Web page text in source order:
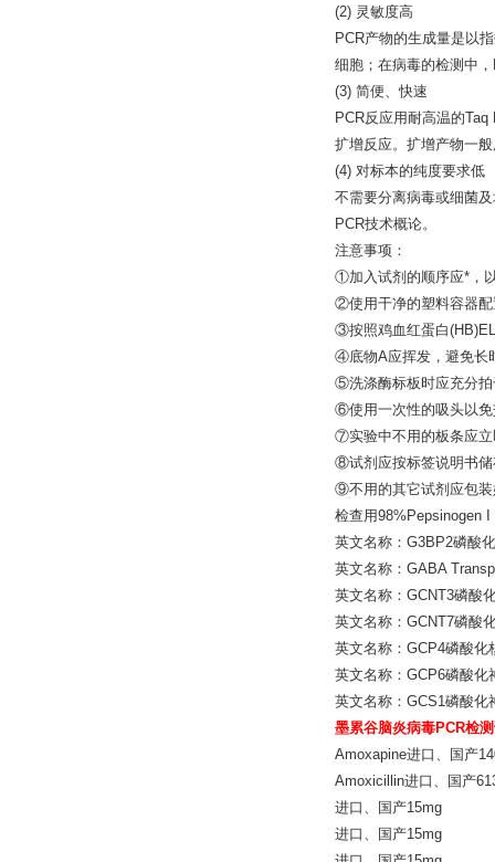
(2) 灵敏度高
PCR产物的生成量是以
细胞；在病毒的检测中
(3) 简便、快速
PCR反应用耐高温的
扩增反应。扩增产物一
(4) 对标本的纯度要求低
不需要分离病毒或细菌
PCR技术概论。
注意事项：
①加入试剂的顺序应*，
②使用干净的塑料容器配
③按照鸡血红蛋白
④底物A应挥发，避免长
⑤洗涤酶标板时应充分拍
⑥使用一次性的吸头以免
⑦实验中不用的板条应立
⑧试剂应按标签说明书储
⑨不用的其它试剂应包装
检查用98%Pepsinogen
英文名称：G3BP2磷酸
英文名称：GABA
英文名称：GCNT3磷酸
英文名称：GCNT7磷酸
英文名称：GCP4磷酸化
英文名称：GCP6磷酸化
英文名称：GCS1磷酸化
墨累谷脑炎病毒PCR检
Amoxapine进口、国产
Amoxicillin进口、国产
进口、国产15mg
进口、国产15mg